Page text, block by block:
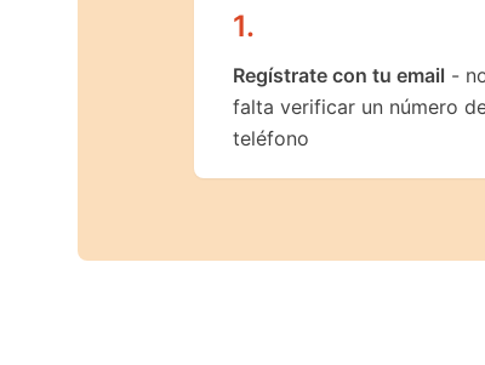
1.
Regístrate con tu email -
falta verificar un número
teléfono